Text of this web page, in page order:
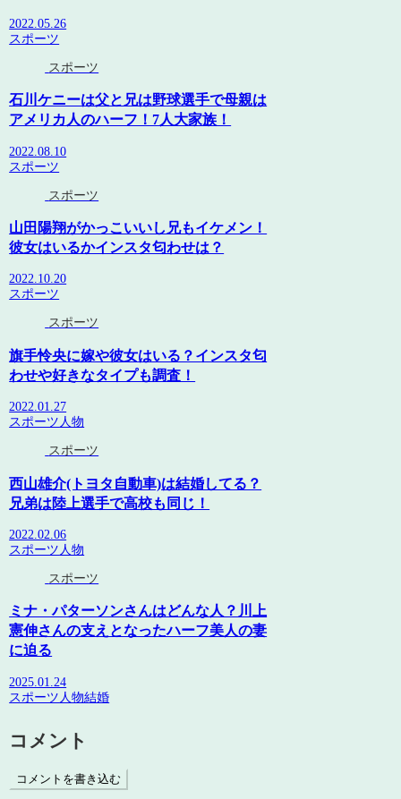
2022.05.26
スポーツ
スポーツ
石川ケニーは父と兄は野球選手で母親は
アメリカ人のハーフ！7人大家族！
2022.08.10
スポーツ
スポーツ
山田陽翔がかっこいいし兄もイケメン！
彼女はいるかインスタ匂わせは？
2022.10.20
スポーツ
スポーツ
旗手怜央に嫁や彼女はいる？インスタ匂
わせや好きなタイプも調査！
2022.01.27
スポーツ 人物
スポーツ
西山雄介(トヨタ自動車)は結婚してる？
兄弟は陸上選手で高校も同じ！
2022.02.06
スポーツ 人物
スポーツ
ミナ・パターソンさんはどんな人？川上
憲伸さんの支えとなったハーフ美人の妻
に迫る
2025.01.24
スポーツ 人物結婚
コメント
コメントを書き込む